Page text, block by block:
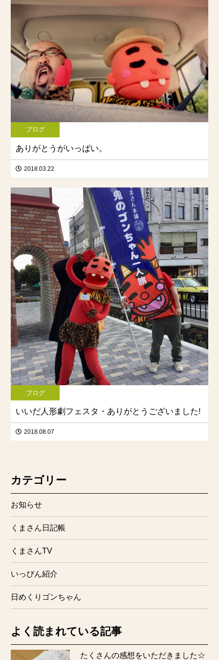
ブログ
ありがとうがいっぱい。
2018.03.22
ブログ
いいだ人形劇フェスタ・ありがとうございました!
2018.08.07
カテゴリー
お知らせ
くまさん日記帳
くまさんTV
いっぴん紹介
日めくりゴンちゃん
よく読まれている記事
たくさんの感想をいただきました☆